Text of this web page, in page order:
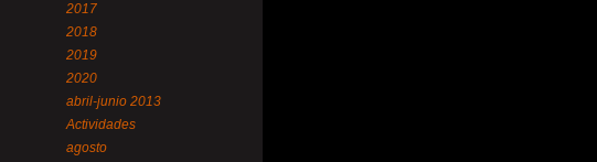
2017
2018
2019
2020
abril-junio 2013
Actividades
agosto